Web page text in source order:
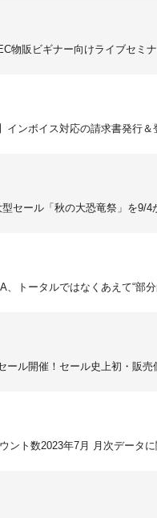
販ビギナー向けライブセミナ
インボイス対応の請求書発行
セール「秋の大恐竜祭」を9/4
、トータルではなくあえて“部
ール開催！セール史上初・販
ント数2023年7月 月次データ